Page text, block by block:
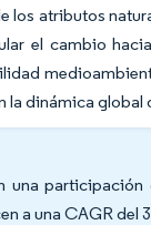
los atributos
el cambio
dinámica global
a una CAGR del